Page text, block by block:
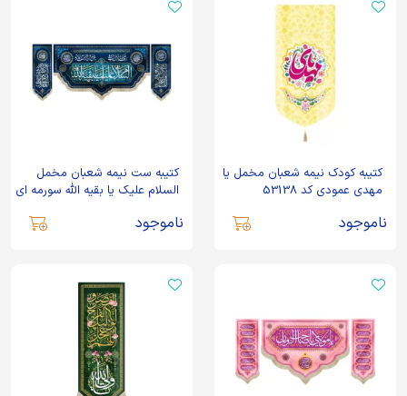
کتیبه کودک نیمه شعبان مخمل یا
مهدی عمودی کد 53138
ناموجود
کتیبه ست نیمه شعبان مخمل
السلام علیک یا بقیه الله سورمه ای
ناموجود